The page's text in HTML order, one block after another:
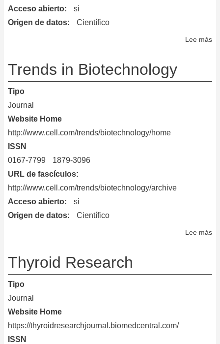
Acceso abierto
si
Origen de datos
Científico
Lee más
Trends in Biotechnology
Tipo
Journal
Website Home
http://www.cell.com/trends/biotechnology/home
ISSN
0167-7799
1879-3096
URL de fascículos
http://www.cell.com/trends/biotechnology/archive
Acceso abierto
si
Origen de datos
Científico
Lee más
Thyroid Research
Tipo
Journal
Website Home
https://thyroidresearchjournal.biomedcentral.com/
ISSN